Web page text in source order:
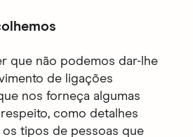
que não podemos dar-lhe
de ligações
nos forneça algumas
como detalhes
tipos de pessoas que